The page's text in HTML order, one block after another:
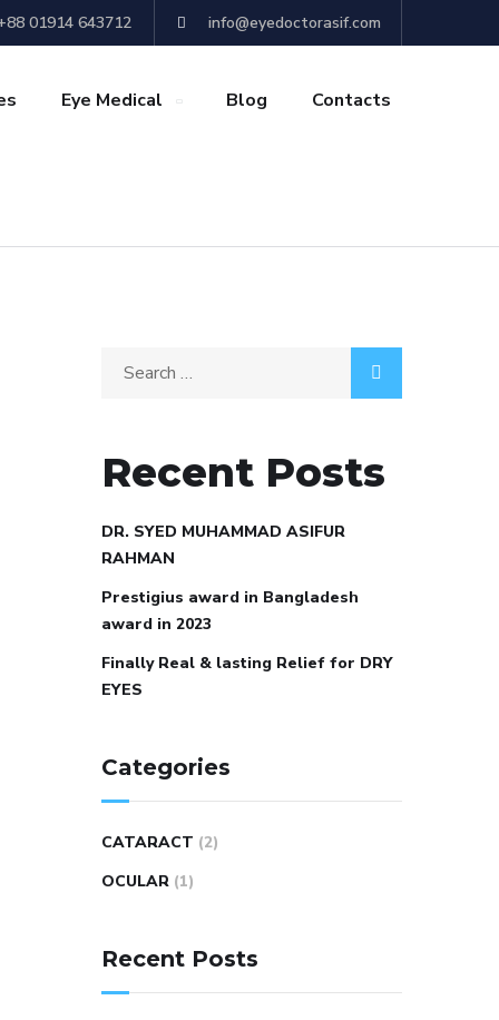
01914 643712 info@eyedoctorasif.com
Eye Medical Blog Contacts
Recent Posts
DR. SYED MUHAMMAD ASIFUR
RAHMAN
Prestigius award in Bangladesh
award in 2023
Finally Real & lasting Relief for DRY
EYES
Categories
CATARACT (2)
OCULAR (1)
Recent Posts